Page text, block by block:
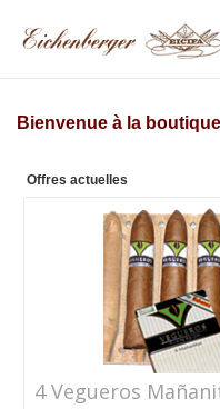
Bienvenue à la
Offres actuelles
4 Vegueros